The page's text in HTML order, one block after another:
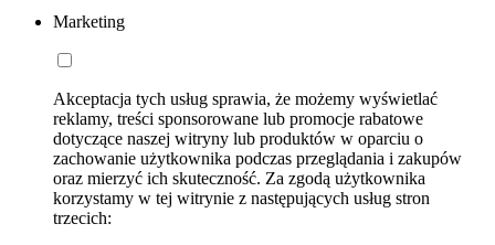
Marketing
Akceptacja tych usług sprawia, że możemy wyświetlać
reklamy, treści sponsorowane lub promocje rabatowe
dotyczące naszej witryny lub produktów w oparciu o
zachowanie użytkownika podczas przeglądania i zakupów
oraz mierzyć ich skuteczność. Za zgodą użytkownika
korzystamy w tej witrynie z następujących usług stron
trzecich: